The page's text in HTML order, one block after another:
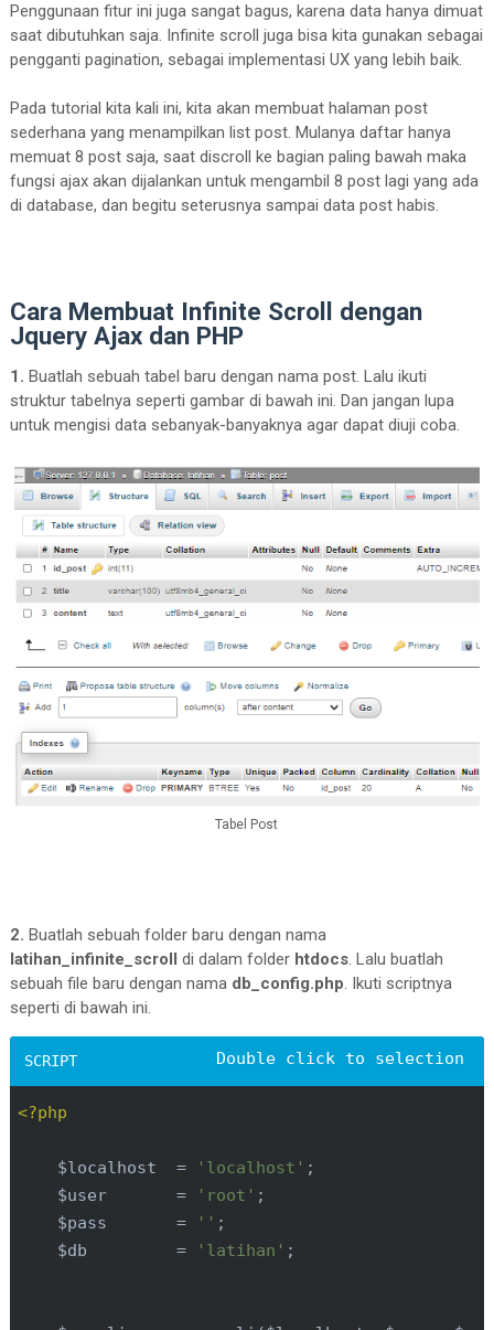
Penggunaan fitur ini juga sangat bagus, karena data hanya dimuat
saat dibutuhkan saja. Infinite scroll juga bisa kita gunakan sebagai
pengganti pagination, sebagai implementasi UX yang lebih baik.
Pada tutorial kita kali ini, kita akan membuat halaman post
sederhana yang menampilkan list post. Mulanya daftar hanya
memuat 8 post saja, saat discroll ke bagian paling bawah maka
fungsi ajax akan dijalankan untuk mengambil 8 post lagi yang ada
di database, dan begitu seterusnya sampai data post habis.
Cara Membuat Infinite Scroll dengan
Jquery Ajax dan PHP
1. Buatlah sebuah tabel baru dengan nama post. Lalu ikuti
struktur tabelnya seperti gambar di bawah ini. Dan jangan lupa
untuk mengisi data sebanyak-banyaknya agar dapat diuji coba.
Tabel Post
2. Buatlah sebuah folder baru dengan nama
latihan_infinite_scroll di dalam folder htdocs. Lalu buatlah
sebuah file baru dengan nama db_config.php . Ikuti scriptnya
seperti di bawah ini.
<?php
    $localhost  =
'localhost' ;
    $user       =
'root' ;
    $pass       =
'' ;
    $db         =
'latihan' ;